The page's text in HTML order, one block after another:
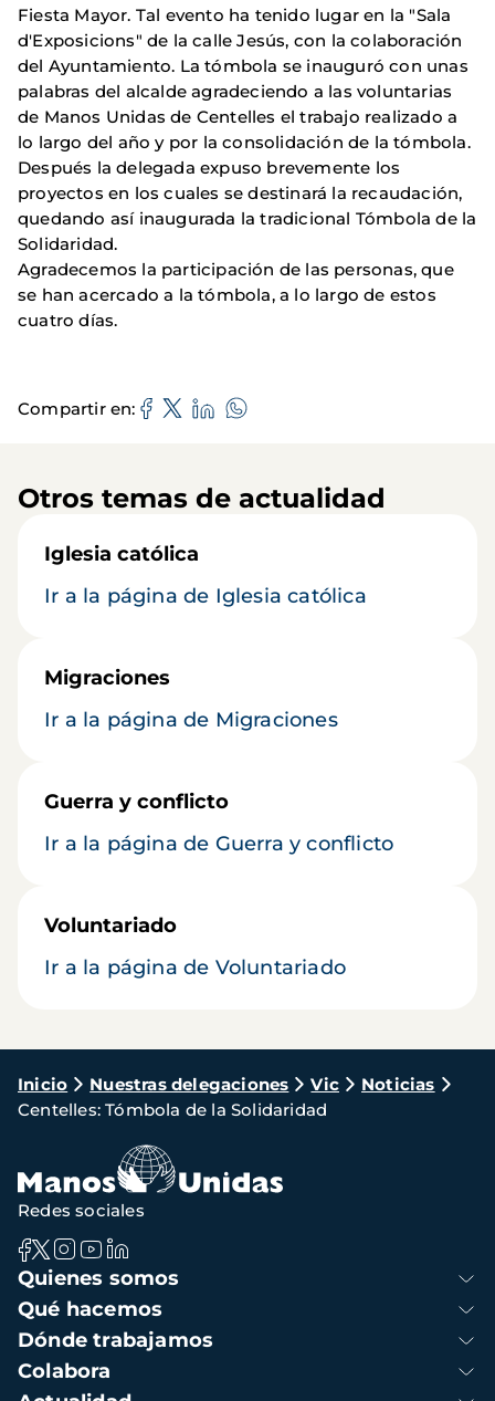
Fiesta Mayor. Tal evento ha tenido lugar en la "Sala
d'Exposicions" de la calle Jesús, con la colaboración
del Ayuntamiento. La tómbola se inauguró con unas
palabras del alcalde agradeciendo a las voluntarias
de Manos Unidas de Centelles el trabajo realizado a
lo largo del año y por la consolidación de la tómbola.
Después la delegada expuso brevemente los
proyectos en los cuales se destinará la recaudación,
quedando así inaugurada la tradicional Tómbola de la
Solidaridad.
Agradecemos la participación de las personas, que
se han acercado a la tómbola, a lo largo de estos
cuatro días.
Compartir en
Otros temas de actualidad
Iglesia católica
Ir a la página de Iglesia católica
Migraciones
Ir a la página de Migraciones
Guerra y conflicto
Ir a la página de Guerra y conflicto
Voluntariado
Ir a la página de Voluntariado
Ruta
de
navegación
Inicio Nuestras delegaciones Vic
Noticias
Centelles: Tómbola de la Solidaridad
Navegación
principal
Quienes somos
Qué hacemos
Dónde trabajamos
Colabora
Redes sociales